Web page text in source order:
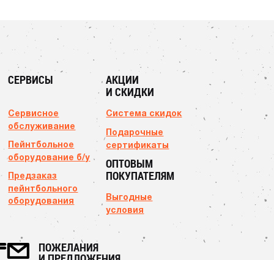
СЕРВИСЫ
Сервисное
обслуживание
Пейнтбольное
оборудование б/у
Предзаказ
пейнтбольного
оборудования
АКЦИИ
И СКИДКИ
Система скидок
Подарочные
сертификаты
ОПТОВЫМ
ПОКУПАТЕЛЯМ
Выгодные
условия
ПОЖЕЛАНИЯ